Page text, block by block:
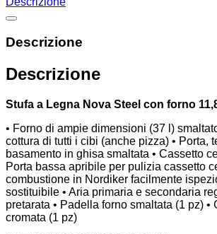
Descrizione
Descrizione
Stufa a Legna Nova Steel con forno
• Forno di ampie dimensioni (37 l)
cottura di tutti i cibi (anche pizza) • Porta,
basamento in ghisa smaltata • Cassetto
Porta bassa apribile per pulizia cassetto
combustione in Nordiker facilmente
sostituibile • Aria primaria e secondaria
pretarata • Padella forno smaltata (1 pz) •
cromata (1 pz)